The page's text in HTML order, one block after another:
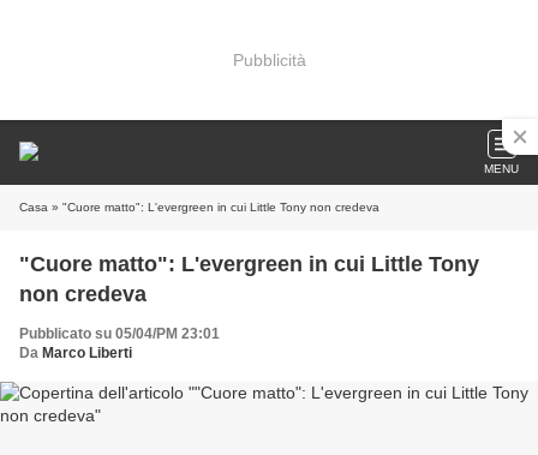
Pubblicità
MENU
Casa » "Cuore matto": L'evergreen in cui Little Tony non credeva
"Cuore matto": L'evergreen in cui Little Tony
non credeva
Pubblicato su 05/04/PM 23:01
Da Marco Liberti